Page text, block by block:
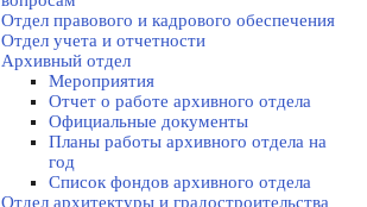
Отдел правового и кадрового обеспечения
Отдел учета и отчетности
Архивный отдел
Мероприятия
Отчет о работе архивного отдела
Официальные документы
Планы работы архивного отдела на
год
Список фондов архивного отдела
Отдел архитектуры и градостроительства